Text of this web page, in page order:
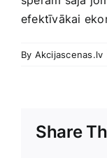
efektīvākai
By Akcijascenas.lv
Share